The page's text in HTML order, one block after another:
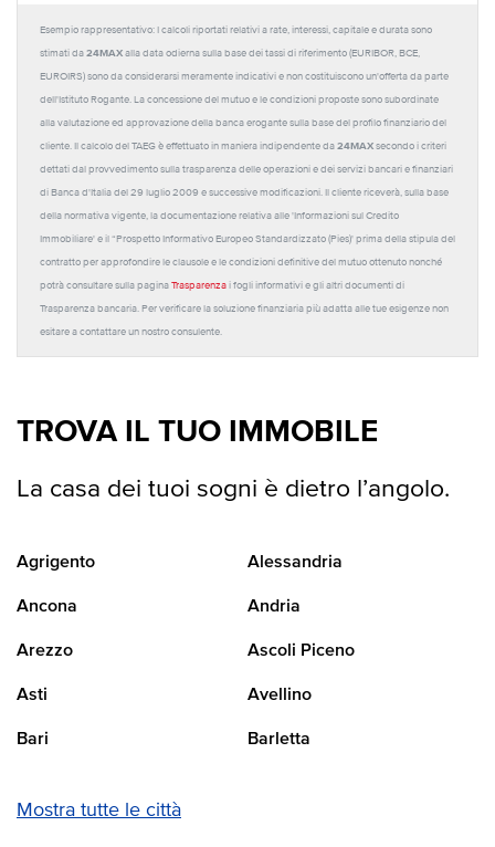
Esempio rappresentativo: I calcoli riportati relativi a rate, interessi, capitale e durata sono
stimati da 24MAX alla data odierna sulla base dei tassi di riferimento (EURIBOR, BCE,
EUROIRS) sono da considerarsi meramente indicativi e non costituiscono un'offerta da parte
dell'Istituto Rogante. La concessione del mutuo e le condizioni proposte sono subordinate
alla valutazione ed approvazione della banca erogante sulla base del profilo finanziario del
cliente. Il calcolo del TAEG è effettuato in maniera indipendente da 24MAX secondo i criteri
dettati dal provvedimento sulla trasparenza delle operazioni e dei servizi bancari e finanziari
di Banca d'Italia del 29 luglio 2009 e successive modificazioni. Il cliente riceverà, sulla base
della normativa vigente, la documentazione relativa alle 'Informazioni sul Credito
Immobiliare' e il “Prospetto Informativo Europeo Standardizzato (Pies)' prima della stipula del
contratto per approfondire le clausole e le condizioni definitive del mutuo ottenuto nonché
potrà consultare sulla pagina Trasparenza i fogli informativi e gli altri documenti di
Trasparenza bancaria. Per verificare la soluzione finanziaria più adatta alle tue esigenze non
esitare a contattare un nostro consulente.
TROVA IL TUO IMMOBILE
La casa dei tuoi sogni è dietro l’angolo.
Agrigento Alessandria
Ancona Andria
Arezzo Ascoli Piceno
Asti Avellino
Bari Barletta
Mostra tutte le città